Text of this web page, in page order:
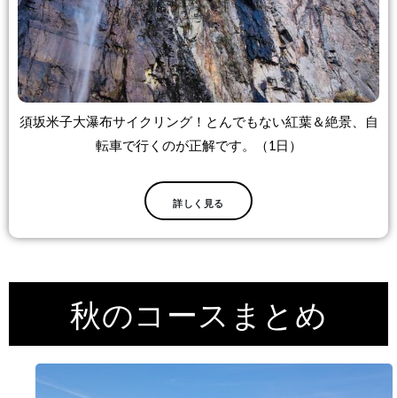
須坂米子大瀑布サイクリング！とんでもない紅葉＆絶景、自
転車で行くのが正解です。（1日）
詳しく見る
秋のコースまとめ